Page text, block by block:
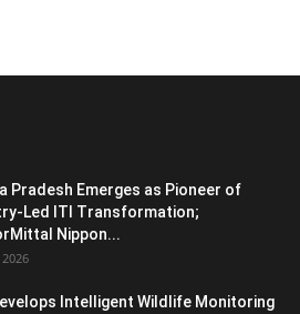
Pradesh Emerges as Pioneer of
Led ITI Transformation;
Nippon...
Intelligent Wildlife Monitoring